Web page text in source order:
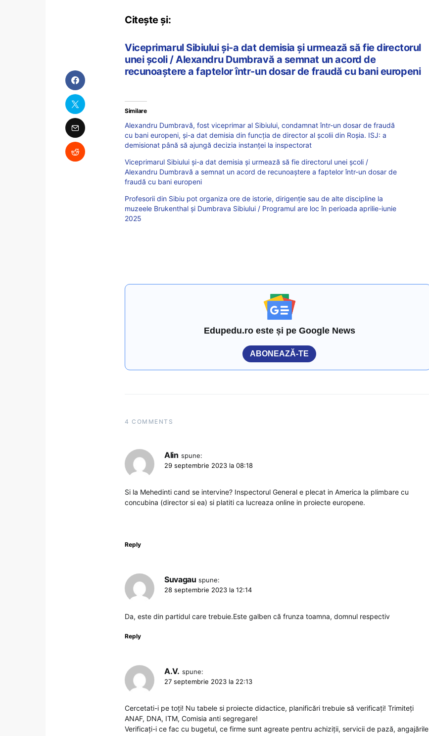
Citește și:
Viceprimarul Sibiului și-a dat demisia și urmează să fie directorul
unei școli / Alexandru Dumbravă a semnat un acord de
recunoaștere a faptelor într-un dosar de fraudă cu bani europeni
Similare
Alexandru Dumbravă, fost viceprimar al Sibiului, condamnat într-un dosar de fraudă
cu bani europeni, și-a dat demisia din funcția de director al școlii din Roșia. ISJ: a
demisionat până să ajungă decizia instanței la inspectorat
Viceprimarul Sibiului și-a dat demisia și urmează să fie directorul unei școli /
Alexandru Dumbravă a semnat un acord de recunoaștere a faptelor într-un dosar de
fraudă cu bani europeni
Profesorii din Sibiu pot organiza ore de istorie, dirigenție sau de alte discipline la
muzeele Brukenthal și Dumbrava Sibiului / Programul are loc în perioada aprilie-iunie
2025
Edupedu.ro este și pe Google News
ABONEAZĂ-TE
4 COMMENTS
Alin spune:
29 septembrie 2023 la 08:18
Si la Mehedinti cand se intervine? Inspectorul General e plecat in America la plimbare cu
concubina (director si ea) si platiti ca lucreaza online in proiecte europene.
Reply
Suvagau spune:
28 septembrie 2023 la 12:14
Da, este din partidul care trebuie.Este galben că frunza toamna, domnul respectiv
Reply
A.V. spune:
27 septembrie 2023 la 22:13
Cercetati-i pe toți! Nu tabele si proiecte didactice, planificări trebuie să verificați! Trimiteți
ANAF, DNA, ITM, Comisia anti segregare!
Verificați-i ce fac cu bugetul, ce firme sunt agreate pentru achiziții, servicii de pază, angajările